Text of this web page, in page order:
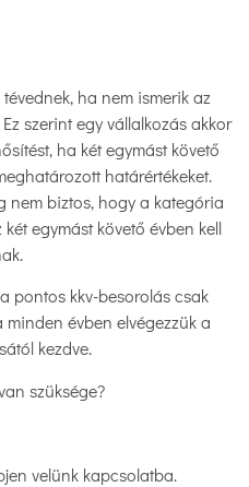
ha nem ismerik az
szerint egy vállalkozás akkor
ha két egymást követő
határértékeket.
nem biztos, hogy a kategória
egymást követő évben kell
pontos kkv-besorolás csak
évben elvégezzük a
kezdve.
szüksége?
velünk kapcsolatba.